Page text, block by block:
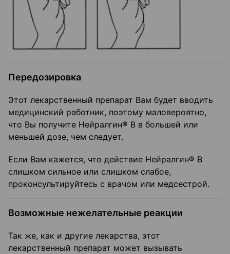
Передозировка
Этот лекарственный препарат Вам будет вводить
медицинский работник, поэтому маловероятно,
что Вы получите Нейралгин® В в большей или
меньшей дозе, чем следует.
Если Вам кажется, что действие Нейралгин® В
слишком сильное или слишком слабое,
проконсультируйтесь с врачом или медсестрой.
Возможные нежелательные реакции
Так же, как и другие лекарства, этот
лекарственный препарат может вызывать